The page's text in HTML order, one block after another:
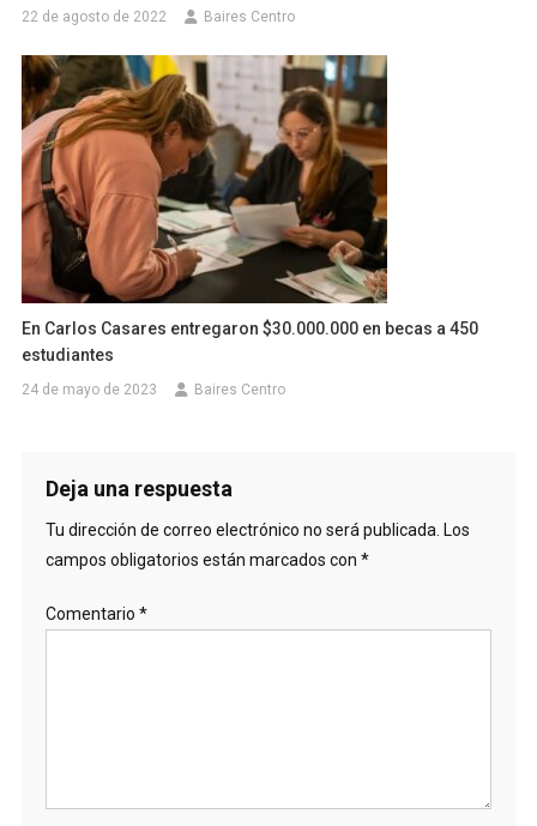
22 de agosto de 2022 Baires Centro
En Carlos Casares entregaron $30.000.000 en becas a 450
estudiantes
24 de mayo de 2023 Baires Centro
Deja una respuesta
Tu dirección de correo electrónico no será publicada. Los
campos obligatorios están marcados con *
Comentario *